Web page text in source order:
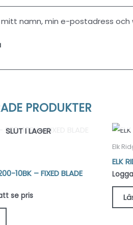
namn, min e-postadress
PRODUKTER
SLUT I LAGER
10BK – FIXED BLADE
se pris
Elk
ELK